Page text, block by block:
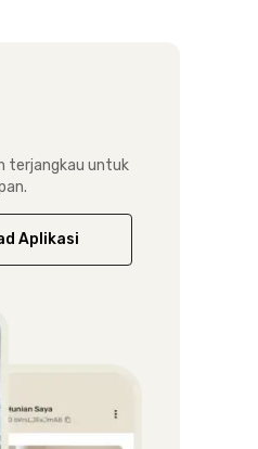
terjangkau untuk
Aplikasi